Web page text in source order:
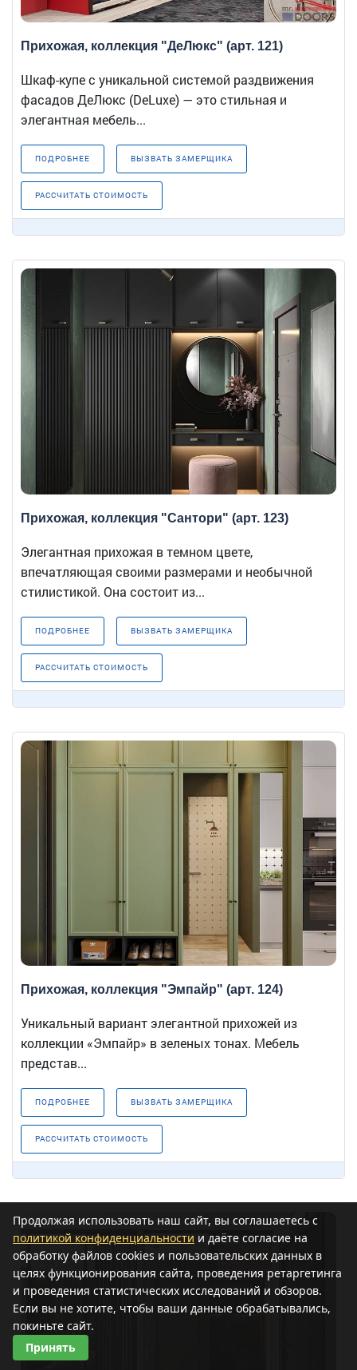
Прихожая, коллекция "ДеЛюкс" (арт. 121)
Шкаф-купе с уникальной системой раздвижения
фасадов ДеЛюкс (DeLuxe) — это стильная и
элегантная мебель...
ПОДРОБНЕЕ ВЫЗВАТЬ ЗАМЕРЩИКА
РАССЧИТАТЬ СТОИМОСТЬ
Прихожая, коллекция "Сантори" (арт. 123)
Элегантная прихожая в темном цвете,
впечатляющая своими размерами и необычной
стилистикой. Она состоит из...
ПОДРОБНЕЕ ВЫЗВАТЬ ЗАМЕРЩИКА
РАССЧИТАТЬ СТОИМОСТЬ
Прихожая, коллекция "Эмпайр" (арт. 124)
Уникальный вариант элегантной прихожей из
коллекции «Эмпайр» в зеленых тонах. Мебель
представ...
ПОДРОБНЕЕ ВЫЗВАТЬ ЗАМЕРЩИКА
РАССЧИТАТЬ СТОИМОСТЬ
Продолжая использовать наш сайт, вы соглашаетесь с
политикой конфиденциальности и даёте согласие на
обработку файлов cookies и пользовательских данных в
целях функционирования сайта, проведения ретаргетинга
и проведения статистических исследований и обзоров.
Если вы не хотите, чтобы ваши данные обрабатывались,
покиньте сайт.
Принять